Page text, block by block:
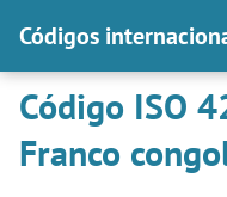
Códigos
Código ISO
Franco